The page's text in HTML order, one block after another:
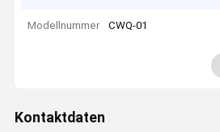
Modellnummer CWQ-01
Kontaktdaten